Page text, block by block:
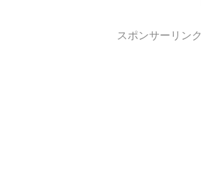
スポンサーリンク